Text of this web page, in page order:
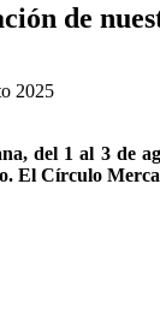
de
2025
del 1 al 3 de
El Círculo